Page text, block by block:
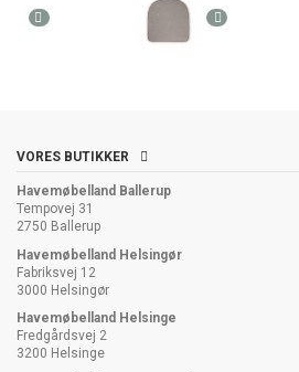
VORES BUTIKKER
Havemøbelland Ballerup
Tempovej 31
2750 Ballerup
Havemøbelland Helsingør
Fabriksvej 12
3000 Helsingør
Havemøbelland Helsinge
Fredgårdsvej 2
3200 Helsinge